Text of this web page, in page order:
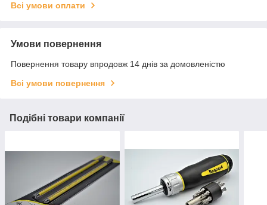
Всі умови оплати
Умови повернення
Повернення товару впродовж 14 днів за домовленістю
Всі умови повернення
Подібні товари компанії